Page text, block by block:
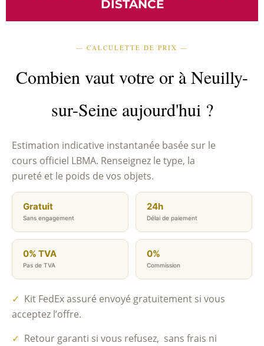
DISTANCE
— CALCULETTE DE PRIX —
Combien vaut votre or à Neuilly-
sur-Seine aujourd'hui ?
Estimation indicative instantanée basée sur le
cours officiel LBMA. Renseignez le type, la
pureté et le poids de vos objets.
Gratuit
Sans engagement
24h
Délai de paiement
0% TVA
Pas de TVA
0%
Commission
✓ Kit FedEx assuré envoyé gratuitement si vous
acceptez l’offre.
✓ Retour garanti si vous refusez, sans frais ni